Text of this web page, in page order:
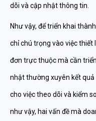
dõi và cập nhật thông tin.
Như vậy, để triển khai
chỉ chú trọng vào việc thiết
đơn trực thuộc mà cần
nhật thường xuyên kết
cho việc theo dõi và kiểm
như vậy, hai vấn đề mà